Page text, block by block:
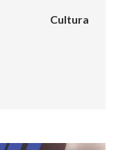
Cultura